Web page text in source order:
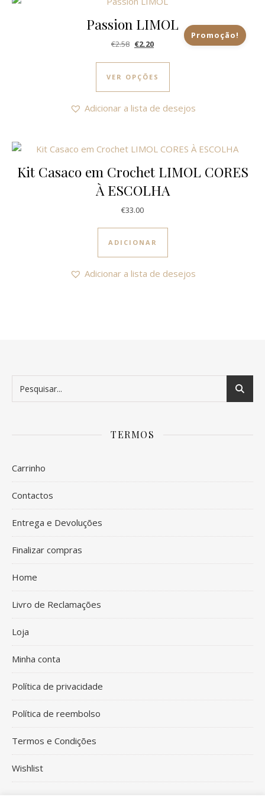
Promoção!
Passion LIMOL
€2.58 O preço original era: €2.58.
€2.20O preço atual é: €2.20.
VER OPÇÕES
This product has
Adicionar a lista de desejos
Kit Casaco em Crochet LIMOL CORES
À ESCOLHA
€33.00
ADICIONAR
Adicionar a lista de desejos
TERMOS
Carrinho
Contactos
Entrega e Devoluções
Finalizar compras
Home
Livro de Reclamações
Loja
Minha conta
Política de privacidade
Política de reembolso
Termos e Condições
Wishlist